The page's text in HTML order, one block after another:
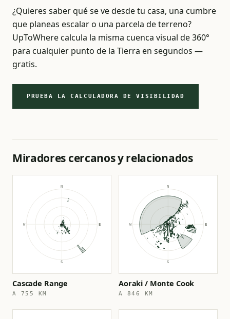
¿Quieres saber qué se ve desde tu casa, una cumbre
que planeas escalar o una parcela de terreno?
UpToWhere calcula la misma cuenca visual de 360°
para cualquier punto de la Tierra en segundos —
gratis.
PRUEBA LA CALCULADORA DE VISIBILIDAD
Miradores cercanos y relacionados
Cascade Range
A 755 KM
Aoraki / Monte Cook
A 846 KM